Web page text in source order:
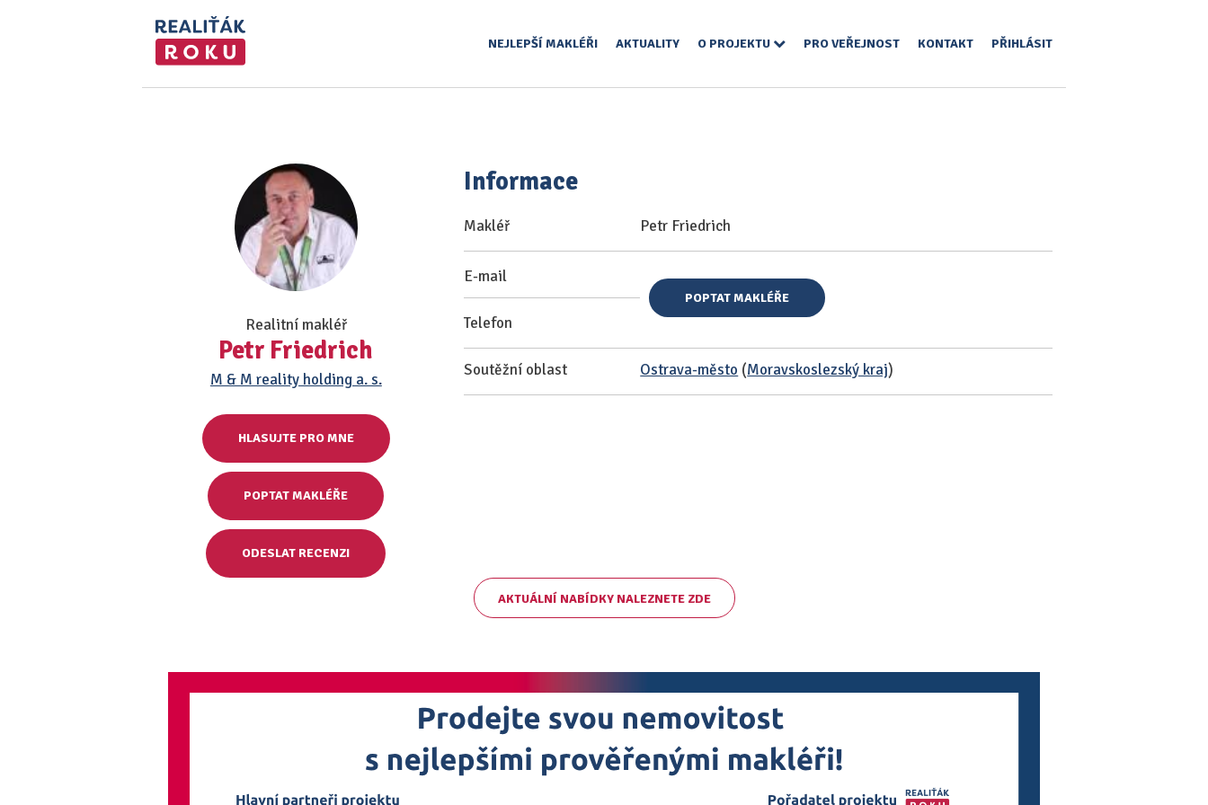
NEJLEPŠÍ MAKLÉŘI AKTUALITY O PROJEKTU PRO VEŘEJNOST KONTAKT PŘIHLÁSIT
Realitní makléř
Petr Friedrich
M & M reality holding a. s.
HLASUJTE PRO MNE
POPTAT MAKLÉŘE
ODESLAT RECENZI
Informace
Makléř Petr Friedrich
E-mail
Telefon
POPTAT MAKLÉŘE
Soutěžní oblast Ostrava-město (Moravskoslezský kraj)
AKTUÁLNÍ NABÍDKY NALEZNETE ZDE